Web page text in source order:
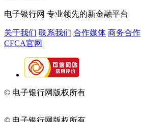
电子银行网 专业领先的新金融平台
关于我们 联系我们 合作媒体 商务合作
CFCA官网
© 电子银行网版权所有
© 电子银行网版权所有